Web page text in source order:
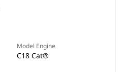
Model Engine
C18 Cat®